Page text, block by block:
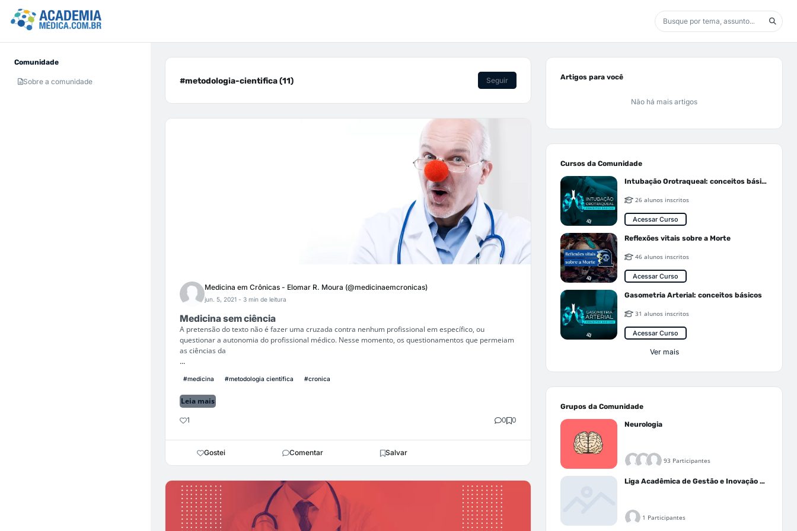
Comunidade
Sobre a comunidade #metodologia-cientifica (11) Seguir
Medicina em Crônicas - Elomar R. Moura (@medicinaemcronicas)
jun. 5, 2021 - 3 min de leitura
Medicina sem ciência
A pretensão do texto não é fazer uma cruzada contra nenhum profissional em específico, ou
questionar a autonomia do profissional médico. Nesse momento, os questionamentos que permeiam
as ciências da
...
#medicina #metodologia científica #cronica
Leia mais
1 0 0
Gostei Comentar Salvar
Artigos para você
Não há mais artigos
Cursos da Comunidade
Intubação Orotraqueal: conceitos básicos
26 alunos inscritos
Acessar Curso
Reflexões vitais sobre a Morte
46 alunos inscritos
Acessar Curso
Gasometria Arterial: conceitos básicos
31 alunos inscritos
Acessar Curso
Ver mais
Grupos da Comunidade
Neurologia
93 Participantes
Liga Acadêmica de Gestão e Inovação Médica - LAGIM
1 Participantes